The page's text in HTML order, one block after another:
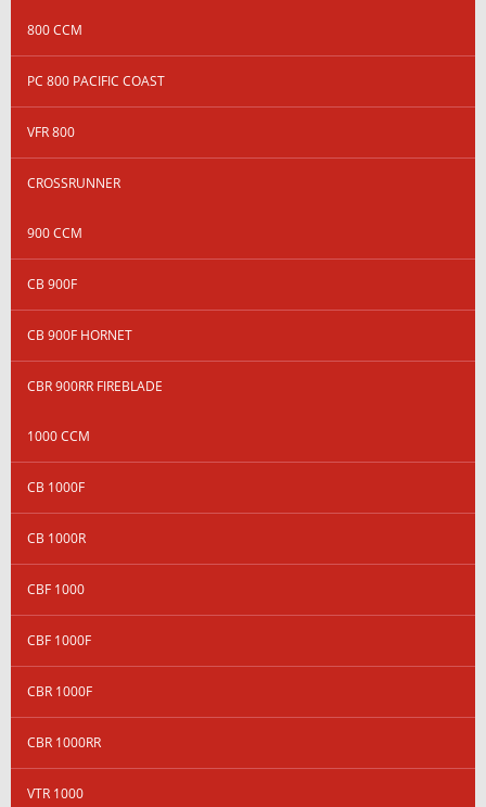
800 CCM
PC 800 PACIFIC COAST
VFR 800
CROSSRUNNER
900 CCM
CB 900F
CB 900F HORNET
CBR 900RR FIREBLADE
1000 CCM
CB 1000F
CB 1000R
CBF 1000
CBF 1000F
CBR 1000F
CBR 1000RR
VTR 1000